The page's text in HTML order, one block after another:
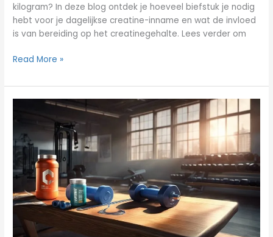
kilogram? In deze blog ontdek je hoeveel biefstuk je nodig
hebt voor je dagelijkse creatine-inname en wat de invloed
is van bereiding op het creatinegehalte. Lees verder om
Read More »
van
Creatine
1kg
voor
Spieropbouw
en
Krachttraining